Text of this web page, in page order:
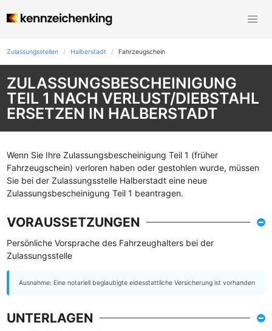
Zulassungsstellen Halberstadt Fahrzeugschein
ZULASSUNGSBESCHEINIGUNG
TEIL 1 NACH VERLUST/DIEBSTAHL
ERSETZEN IN HALBERSTADT
Wenn Sie Ihre Zulassungsbescheinigung Teil 1 (früher
Fahrzeugschein) verloren haben oder gestohlen wurde, müssen
Sie bei der Zulassungsstelle Halberstadt eine neue
Zulassungsbescheinigung Teil 1 beantragen.
VORAUSSETZUNGEN
Persönliche Vorsprache des Fahrzeughalters bei der
Zulassungsstelle
Ausnahme: Eine notariell beglaubigte eidesstattliche Versicherung ist vorhanden
UNTERLAGEN